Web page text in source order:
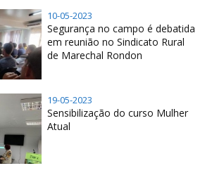
10-05-2023
Segurança no campo é debatida
em reunião no Sindicato Rural
de Marechal Rondon
19-05-2023
Sensibilização do curso Mulher
Atual